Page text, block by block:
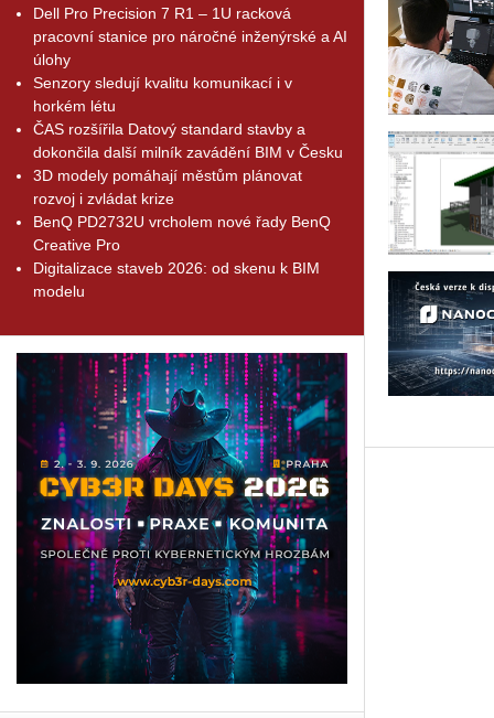
Dell Pro Precision 7 R1 – 1U racková
pracovní stanice pro náročné inženýrské a AI
úlohy
Senzory sledují kvalitu komunikací i v
horkém létu
ČAS rozšířila Datový standard stavby a
dokončila další milník zavádění BIM v Česku
3D modely pomáhají městům plánovat
rozvoj i zvládat krize
BenQ PD2732U vrcholem nové řady BenQ
Creative Pro
Digitalizace staveb 2026: od skenu k BIM
modelu